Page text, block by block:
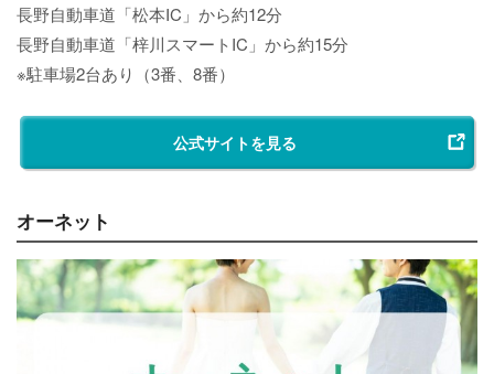
長野自動車道「松本IC」から約12分
長野自動車道「梓川スマートIC」から約15分
※駐車場2台あり（3番、8番）
公式サイトを見る
オーネット